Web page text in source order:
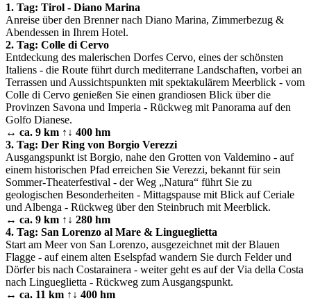
1. Tag: Tirol - Diano Marina
Anreise über den Brenner nach Diano Marina, Zimmerbezug &
Abendessen in Ihrem Hotel.
2. Tag: Colle di Cervo
Entdeckung des malerischen Dorfes Cervo, eines der schönsten
Italiens - die Route führt durch mediterrane Landschaften, vorbei an
Terrassen und Aussichtspunkten mit spektakulärem Meerblick - vom
Colle di Cervo genießen Sie einen grandiosen Blick über die
Provinzen Savona und Imperia - Rückweg mit Panorama auf den
Golfo Dianese.
↔ ca. 9 km ↑↓ 400 hm
3. Tag: Der Ring von Borgio Verezzi
Ausgangspunkt ist Borgio, nahe den Grotten von Valdemino - auf
einem historischen Pfad erreichen Sie Verezzi, bekannt für sein
Sommer-Theaterfestival - der Weg „Natura“ führt Sie zu
geologischen Besonderheiten - Mittagspause mit Blick auf Ceriale
und Albenga - Rückweg über den Steinbruch mit Meerblick.
↔ ca. 9 km ↑↓ 280 hm
4. Tag: San Lorenzo al Mare & Lingueglietta
Start am Meer von San Lorenzo, ausgezeichnet mit der Blauen
Flagge - auf einem alten Eselspfad wandern Sie durch Felder und
Dörfer bis nach Costarainera - weiter geht es auf der Via della Costa
nach Lingueglietta - Rückweg zum Ausgangspunkt.
↔ ca. 11 km ↑↓ 400 hm